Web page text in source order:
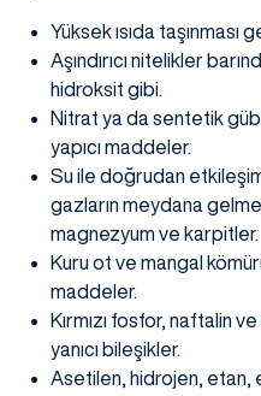
Yüksek ısıda taşınması
Aşındırıcı nitelikler
hidroksit gibi.
Nitrat ya da sentetik
yapıcı maddeler.
Su ile doğrudan
gazların meydana
magnezyum ve karpitler.
Kuru ot ve mangal
maddeler.
Kırmızı fosfor, naftalin
yanıcı bileşikler.
Asetilen, hidrojen, etan,